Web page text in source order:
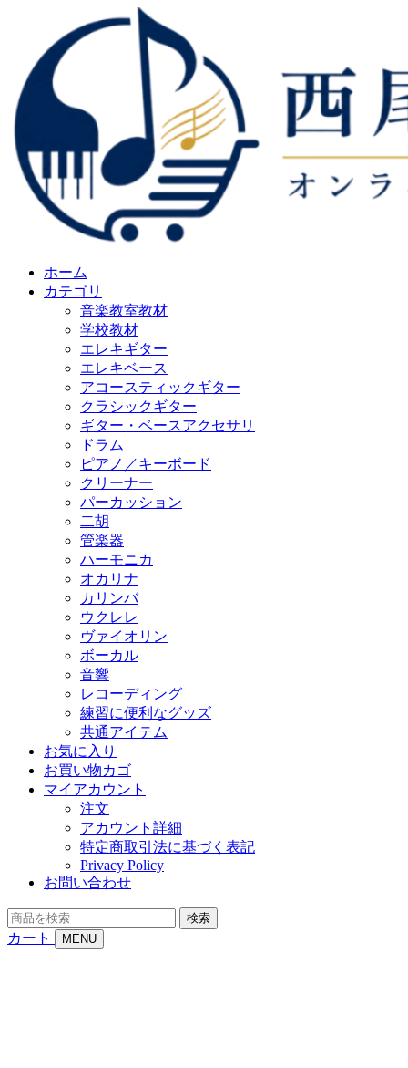
ホーム
カテゴリ
音楽教室教材
学校教材
エレキギター
エレキベース
アコースティックギター
クラシックギター
ギター・ベースアクセサリ
ドラム
ピアノ／キーボード
クリーナー
パーカッション
二胡
管楽器
ハーモニカ
オカリナ
カリンバ
ウクレレ
ヴァイオリン
ボーカル
音響
レコーディング
練習に便利なグッズ
共通アイテム
お気に入り
お買い物カゴ
マイアカウント
注文
アカウント詳細
特定商取引法に基づく表記
Privacy Policy
お問い合わせ
商
品
検索
カート MENU